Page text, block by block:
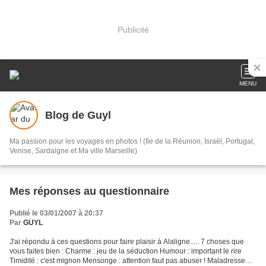
Publicité
MENU
Blog de Guyl
Ma passion pour les voyages en photos ! (Ile de la Réunion, Israël, Portugal,
Venise, Sardaigne et Ma ville Marseille)
Mes réponses au questionnaire
Publié le 03/01/2007 à 20:37
Par GUYL
J'ai répondu à ces questions pour faire plaisir à Alaligne..... 7 choses que
vous faites bien : Charme : jeu de la séduction Humour : important le rire
Timidité : c'est mignon Mensonge : attention faut pas abuser ! Maladresse